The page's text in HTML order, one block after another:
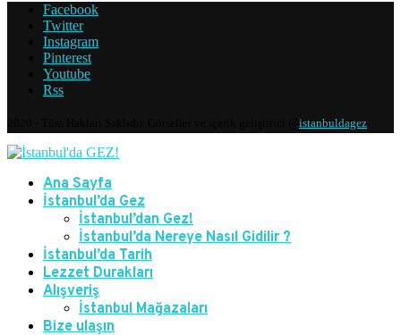
Facebook
Twitter
Instagram
Pinterest
Youtube
Rss
istanbuldagez
Ana Sayfa
İstanbul’da Gez
İstanbul’dan Gez!
İstanbul’da Nereye Nasıl Gidilir ?
İstanbul’da Tarih
Lezzet Durakları
Alışveriş
İstanbul Mağazaları
Bize ulaşın